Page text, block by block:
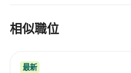
相似職位
最新